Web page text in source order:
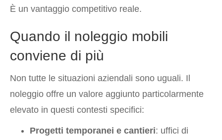
È un vantaggio competitivo reale.
Quando il noleggio mobili
conviene di più
Non tutte le situazioni aziendali sono uguali. Il
noleggio offre un valore aggiunto particolarmente
elevato in questi contesti specifici:
Progetti temporanei e cantieri: uffici di